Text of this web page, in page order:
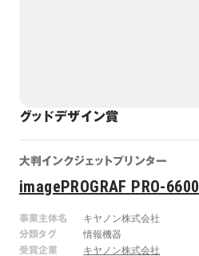
グッドデザイン賞
大判インクジェットプリンター
imagePROGRAF PRO-
事業主体名
キヤノン株式会社
分類タグ
情報機器
受賞企業
キヤノン株式会社